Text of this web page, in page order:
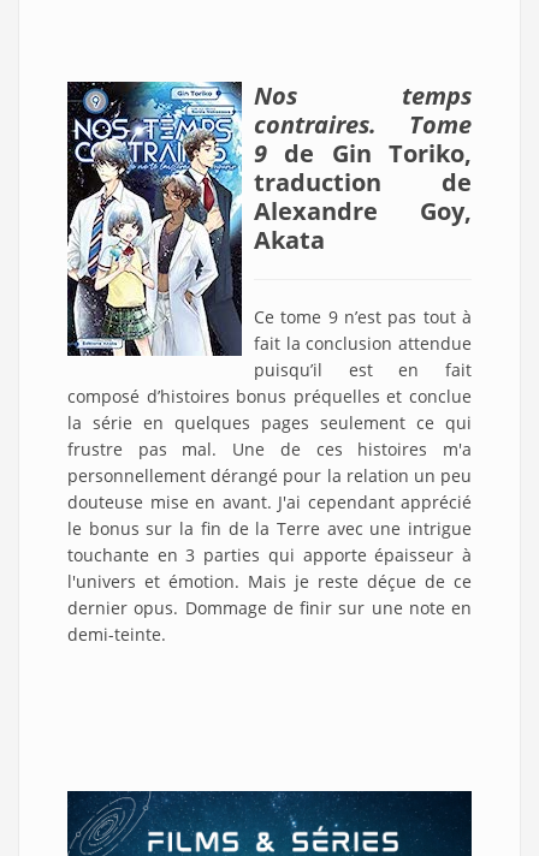
Nos temps
contraires. Tome
9 de Gin Toriko,
traduction de
Alexandre Goy,
Akata
Ce tome 9 n’est pas tout à
fait la conclusion attendue
puisqu’il est en fait
composé d’histoires bonus préquelles et conclue
la série en quelques pages seulement ce qui
frustre pas mal. Une de ces histoires m'a
personnellement dérangé pour la relation un peu
douteuse mise en avant. J'ai cependant apprécié
le bonus sur la fin de la Terre avec une intrigue
touchante en 3 parties qui apporte épaisseur à
l'univers et émotion. Mais je reste déçue de ce
dernier opus. Dommage de finir sur une note en
demi-teinte.